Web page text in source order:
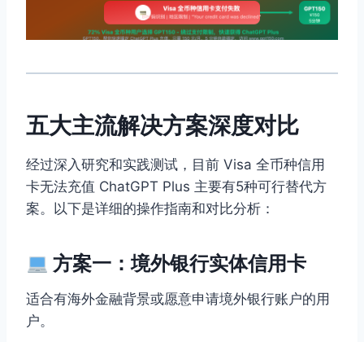
五大主流解决方案深度对比
经过深入研究和实践测试，目前 Visa 全币种信用
卡无法充值 ChatGPT Plus 主要有5种可行替代方
案。以下是详细的操作指南和对比分析：
方案一：境外银行实体信用卡
适合有海外金融背景或愿意申请境外银行账户的用
户。